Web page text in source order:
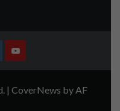
Youtube
| CoverNews by AF